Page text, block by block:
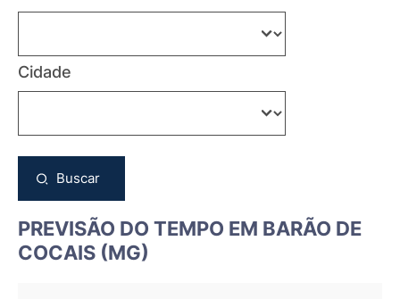
Cidade
Buscar
PREVISÃO DO TEMPO EM BARÃO DE
COCAIS (MG)